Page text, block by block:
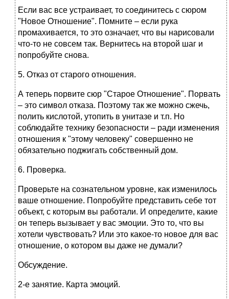
Если вас все устраивает, то соединитесь с сюром
"Новое Отношение". Помните – если рука
промахивается, то это означает, что вы нарисовали
что-то не совсем так. Вернитесь на второй шаг и
попробуйте снова.
5. Отказ от старого отношения.
А теперь порвите сюр "Старое Отношение". Порвать
– это символ отказа. Поэтому так же можно сжечь,
полить кислотой, утопить в унитазе и т.п. Но
соблюдайте технику безопасности – ради изменения
отношения к "этому человеку" совершенно не
обязательно поджигать собственный дом.
6. Проверка.
Проверьте на сознательном уровне, как изменилось
ваше отношение. Попробуйте представить себе тот
объект, с которым вы работали. И определите, какие
он теперь вызывает у вас эмоции. Это то, что вы
хотели чувствовать? Или это какое-то новое для вас
отношение, о котором вы даже не думали?
Обсуждение.
2-е занятие. Карта эмоций.